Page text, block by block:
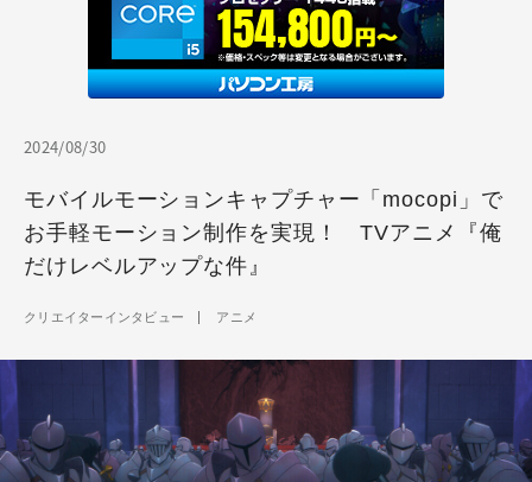
2024/08/30
モバイルモーションキャプチャー「mocopi」で
お手軽モーション制作を実現！ TVアニメ『俺
だけレベルアップな件』
クリエイターインタビュー アニメ